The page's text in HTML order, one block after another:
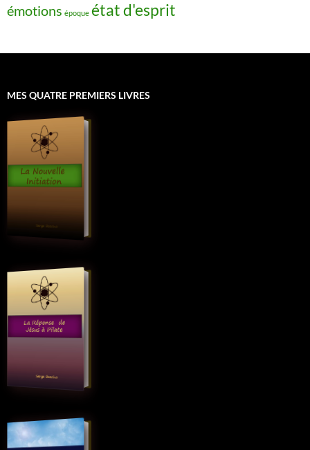
émotions époque état d'esprit
MES QUATRE PREMIERS LIVRES